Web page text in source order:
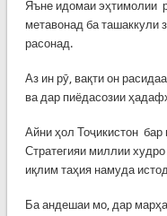
Яъне идомаи эҳтимолии
метавонад ба ташаккули
расонад.
Аз ин рӯ, вақти он
ва дар пиёдасозии
Айни ҳол Тоҷикистон бар
Стратегияи миллии
иқлим таҳия намуда
Ба андешаи мо, дар